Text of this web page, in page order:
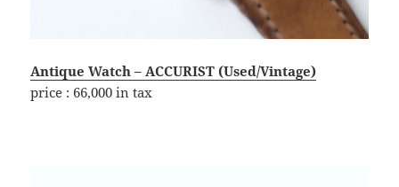
Antique Watch – ACCURIST (Used/Vintage)
price : 66,000 in tax